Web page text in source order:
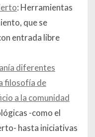
: Herramientas
que se
entrada libre
diferentes
filosofía de
a la comunidad
-como el
hasta iniciativas